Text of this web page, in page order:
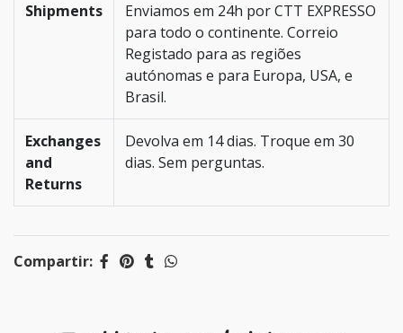
Shipments
Enviamos em 24h por CTT EXPRESSO
para todo o continente. Correio
Registado para as regiões
autónomas e para Europa, USA, e
Brasil.
Exchanges
and
Returns
Devolva em 14 dias. Troque em 30
dias. Sem perguntas.
Compartir: